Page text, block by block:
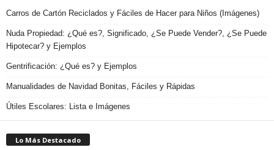
Carros de Cartón Reciclados y Fáciles de Hacer para Niños (Imágenes)
Nuda Propiedad: ¿Qué es?, Significado, ¿Se Puede Vender?, ¿Se Puede
Hipotecar? y Ejemplos
Gentrificación: ¿Qué es? y Ejemplos
Manualidades de Navidad Bonitas, Fáciles y Rápidas
Útiles Escolares: Lista e Imágenes
Lo Más Destacado